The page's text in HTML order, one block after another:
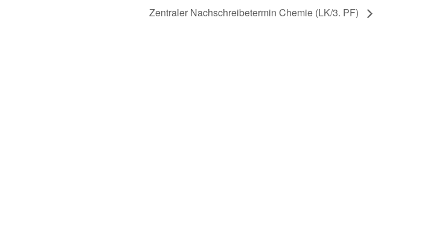
Zentraler Nachschreibetermin Chemie (LK/3. PF)